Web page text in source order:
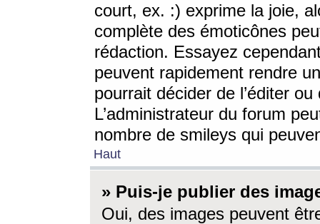
court, ex. :) exprime la joie,
complète des émoticônes
rédaction. Essayez
peuvent rapidement rendre
pourrait décider de l’éditer
L’administrateur du forum
nombre de smileys qui
Haut
» Puis-je publier des
Oui, des images peuvent